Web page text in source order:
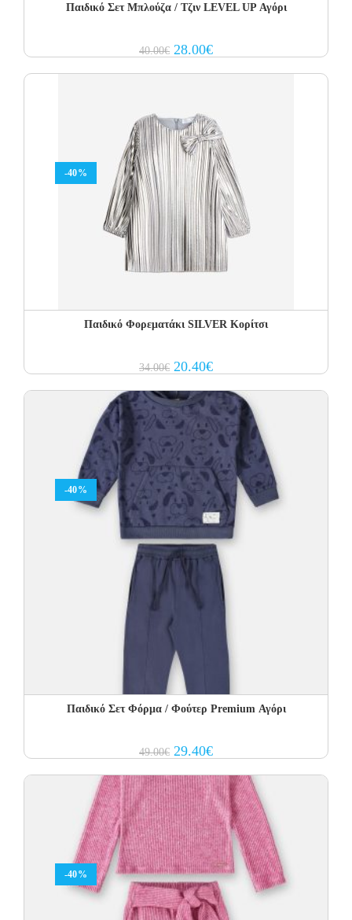
Παιδικό Σετ Μπλούζα / Τζιν LEVEL UP Αγόρι
40.00€ Original
price
28.00€Current
price
-40%
Παιδικό Φορεματάκι SILVER Κορίτσι
34.00€ Original
price
34.00€.
20.40€Current
price
20.40€.
-40%
Παιδικό Σετ Φόρμα / Φούτερ Premium Αγόρι
49.00€ Original
price
49.00€.
29.40€Current
price
29.40€.
-40%